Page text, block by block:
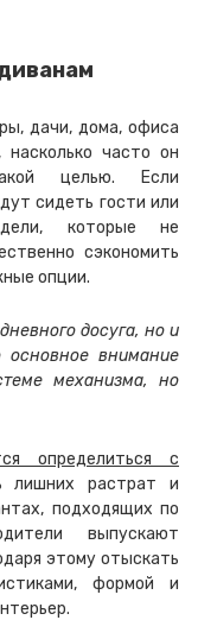
дачи, дома, офиса
насколько часто он
целью. Если
сидеть гости или
которые не
сэкономить
опции.
досуга, но и
основное внимание
механизма, но
определиться с
лишних растрат и
подходящих по
выпускают
этому отыскать
формой и